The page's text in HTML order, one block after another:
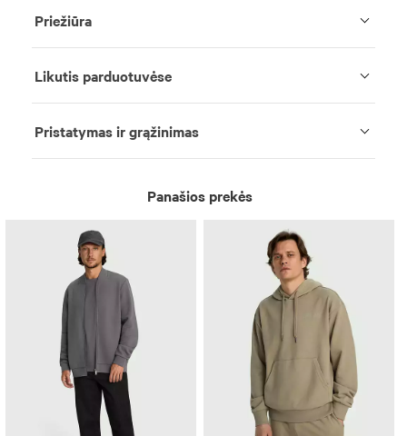
Priežiūra
Likutis parduotuvėse
Pristatymas ir grąžinimas
Panašios prekės